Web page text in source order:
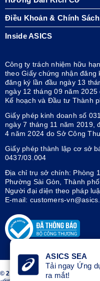
Điều Khoản & Chính
Inside ASICS
Công ty trách nhiệm hữu
theo Giấy chứng nhận đăng
đăng ký lần đầu ngày 13
ngày 12 tháng 09 năm
Kế hoạch và Đầu tư Thành
Giấy phép kinh doanh số
ngày 7 tháng 11 năm 2019,
4 năm 2024 do Sở Công
Giấy phép thành lập cơ sở
0437/03.004
Địa chỉ trụ sở chính: Phòng
Phường Sài Gòn, Thành
Người đại diện theo pháp
E-mail: customers-
© 2026 ASICS Vietnam LLC. All
ASICS SEA
Tải ngay Ứng
ra mắt!